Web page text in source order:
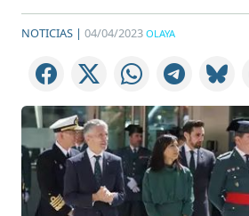
NOTICIAS | 04/04/2023 OLAYA